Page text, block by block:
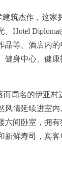
筑杰作，这家
Hotel
等。酒店内
身中心、健
闻名的伊亚
风情延续进室
间卧室，拥有
鲜寿司，宾